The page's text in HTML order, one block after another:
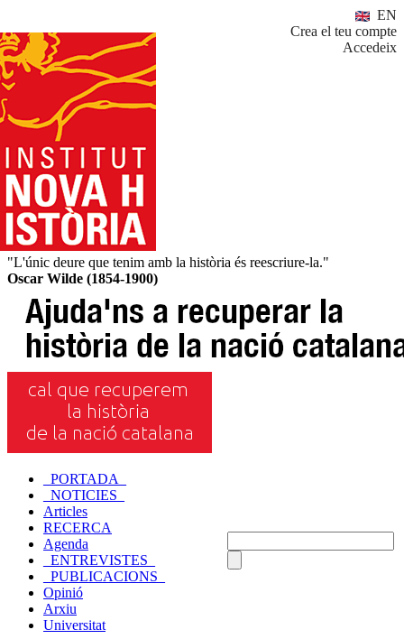
EN
Crea el teu compte
Accedeix
"L'únic deure que tenim amb la història és reescriure-la."
Oscar Wilde (1854-1900)
_PORTADA_
_NOTICIES_
Articles
RECERCA
Agenda
_ENTREVISTES_
_PUBLICACIONS_
Opinió
Arxiu
Universitat